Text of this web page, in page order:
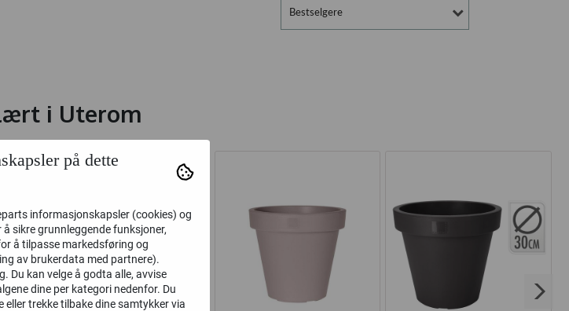
Bestselgere
i Uterom
på dette
informasjonskapsler (cookies) og
sikre grunnleggende funksjoner,
å tilpasse markedsføring og
av brukerdata med partnere).
Du kan velge å godta alle, avvise
dine per kategori nedenfor. Du
eller trekke tilbake dine samtykker via